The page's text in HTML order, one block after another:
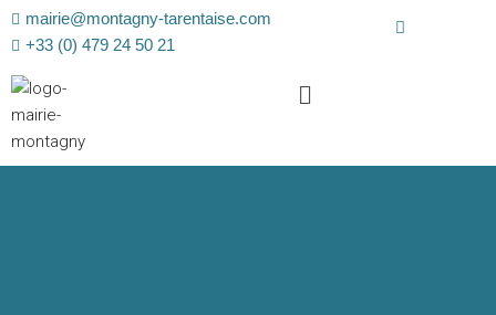
mairie@montagny-tarentaise.com
+33 (0) 479 24 50 21